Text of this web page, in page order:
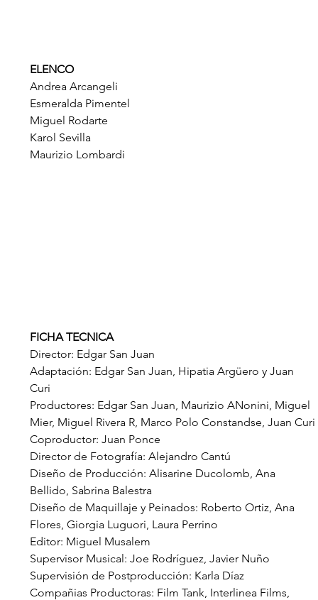
ELENCO
Andrea Arcangeli
Esmeralda Pimentel
Miguel Rodarte
Karol Sevilla
Maurizio Lombardi
FICHA TECNICA
Director: Edgar San Juan
Adaptación: Edgar San Juan, Hipatia Argüero y Juan
Curi
Productores: Edgar San Juan, Maurizio ANonini, Miguel
Mier, Miguel Rivera R, Marco Polo Constandse, Juan Curi
Coproductor: Juan Ponce
Director de Fotografía: Alejandro Cantú
Diseño de Producción: Alisarine Ducolomb, Ana
Bellido, Sabrina Balestra
Diseño de Maquillaje y Peinados: Roberto Ortiz, Ana
Flores, Giorgia Luguori, Laura Perrino
Editor: Miguel Musalem
Supervisor Musical: Joe Rodríguez, Javier Nuño
Supervisión de Postproducción: Karla Díaz
Compañias Productoras: Film Tank, Interlinea Films,